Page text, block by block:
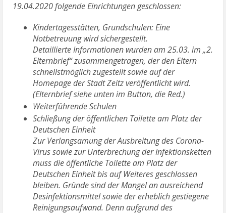
19.04.2020 folgende Einrichtungen geschlossen:
Kindertagesstätten, Grundschulen: Eine
Notbetreuung wird sichergestellt.
Detaillierte Informationen wurden am 25.03. im „2.
Elternbrief“ zusammengetragen, der den Eltern
schnellstmöglich zugestellt sowie auf der
Homepage der Stadt Zeitz veröffentlicht wird.
(Elternbrief siehe unten im Button, die Red.)
Weiterführende Schulen
Schließung der öffentlichen Toilette am Platz der
Deutschen Einheit
Zur Verlangsamung der Ausbreitung des Corona-
Virus sowie zur Unterbrechung der Infektionsketten
muss die öffentliche Toilette am Platz der
Deutschen Einheit bis auf Weiteres geschlossen
bleiben. Gründe sind der Mangel an ausreichend
Desinfektionsmittel sowie der erheblich gestiegene
Reinigungsaufwand. Denn aufgrund des